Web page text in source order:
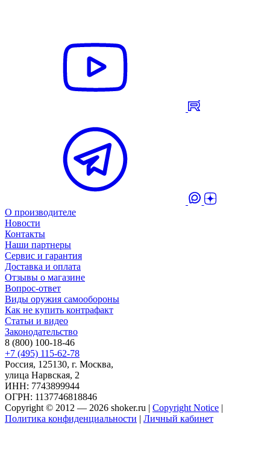
О производителе
Новости
Контакты
Наши партнеры
Сервис и гарантия
Доставка и оплата
Отзывы о магазине
Вопрос-ответ
Виды оружия самообороны
Как не купить контрафакт
Статьи и видео
Законодательство
8 (800) 100-18-46
+7 (495) 115-62-78
Россия, 125130, г. Москва,
улица Нарвская, 2
ИНН: 7743899944
ОГРН: 1137746818846
Copyright © 2012 — 2026 shoker.ru | Copyright Notice |
Политика конфиденциальности | Личный кабинет